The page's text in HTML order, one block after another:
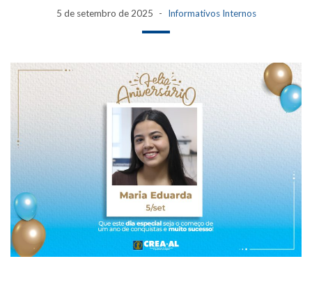
5 de setembro de 2025 Informativos Internos